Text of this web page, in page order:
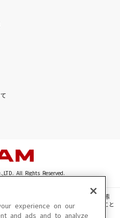
All Rights Reserved.
画像・写真・動画・音声等を、手段や形態
無断で複製、転載、ファイル化などすること
experience on our
and ads and to analyze